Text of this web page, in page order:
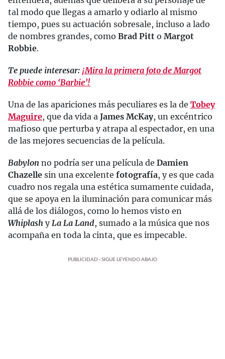
tal modo que llegas a amarlo y odiarlo al mismo
tiempo, pues su actuación sobresale, incluso a lado
de nombres grandes, como Brad Pitt o Margot
Robbie.
Te puede interesar: ¡Mira la primera foto de Margot
Robbie como ‘Barbie’!
Una de las apariciones más peculiares es la de Tobey
Maguire, que da vida a James McKay, un excéntrico
mafioso que perturba y atrapa al espectador, en una
de las mejores secuencias de la película.
Babylon no podría ser una película de Damien
Chazelle sin una excelente fotografía, y es que cada
cuadro nos regala una estética sumamente cuidada,
que se apoya en la iluminación para comunicar más
allá de los diálogos, como lo hemos visto en
Whiplash yLa La Land, sumado a la música que nos
acompaña en toda la cinta, que es impecable.
PUBLICIDAD - SIGUE LEYENDO ABAJO